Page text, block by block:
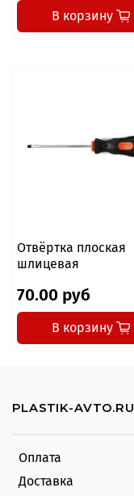
В корзину
Отвёртка плоская
шлицевая
70.00 руб
В корзину
Оплата
Доставка
PLASTIK-AVTO.RU